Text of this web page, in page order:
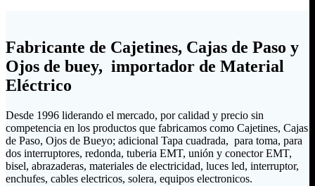
Fabricante de Cajetines, Cajas de Paso y
Ojos de buey, importador de Material
Eléctrico
Desde 1996 liderando el mercado, por calidad y precio sin
competencia en los productos que fabricamos como Cajetines, Cajas
de Paso, Ojos de Bueyo; adicional Tapa cuadrada, para toma, para
dos interruptores, redonda, tuberia EMT, unión y conector EMT,
bisel, abrazaderas, materiales de electricidad, luces led, interruptor,
enchufes, cables electricos, solera, equipos electronicos.